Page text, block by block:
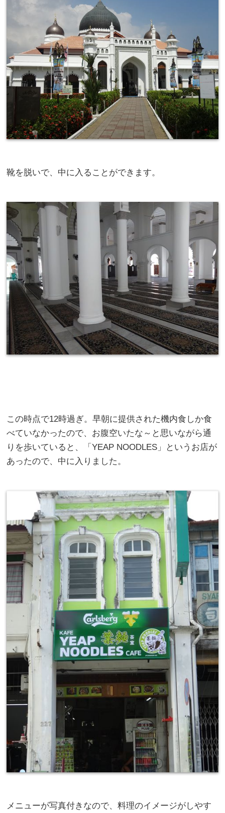
靴を脱いで、中に入ることができます。
この時点で12時過ぎ。早朝に提供された機内食しか食
べていなかったので、お腹空いたな～と思いながら通
りを歩いていると、「YEAP NOODLES」というお店が
あったので、中に入りました。
メニューが写真付きなので、料理のイメージがしやす